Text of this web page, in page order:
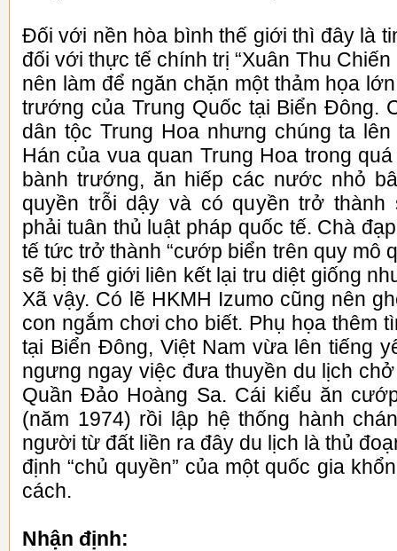
Đối với nền hòa bình thế giới thì đây là
đối với thực tế chính trị “Xuân Thu Chiến
nên làm để ngăn chặn một thảm họa
trướng của Trung Quốc tại Biển Đông.
dân tộc Trung Hoa nhưng chúng ta
Hán của vua quan Trung Hoa trong
bành trướng, ăn hiếp các nước nhỏ
quyền trỗi dậy và có quyền trở thành
phải tuân thủ luật pháp quốc tế. Chà
tế tức trở thành “cướp biển trên quy mô
sẽ bị thế giới liên kết lại tru diệt giống
Xã vậy. Có lẽ HKMH Izumo cũng nên
con ngắm chơi cho biết. Phụ họa thêm
tại Biển Đông, Việt Nam vừa lên tiếng
ngưng ngay việc đưa thuyền du lịch
Quần Đảo Hoàng Sa. Cái kiểu ăn
(năm 1974) rồi lập hệ thống hành
người từ đất liền ra đây du lịch là thủ
định “chủ quyền” của một quốc gia
cách.
Nhận định: